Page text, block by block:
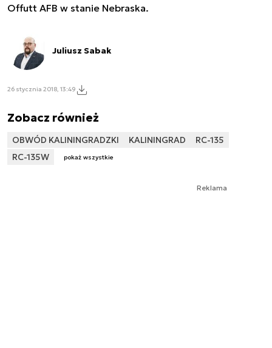
Offutt AFB w stanie Nebraska.
Juliusz Sabak
26 stycznia 2018, 13:49
Zobacz również
OBWÓD KALININGRADZKI KALININGRAD
RC-135
RC-135W
pokaż wszystkie
Reklama